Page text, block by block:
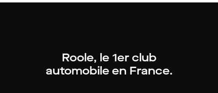
Roole, le 1er club
automobile en France.